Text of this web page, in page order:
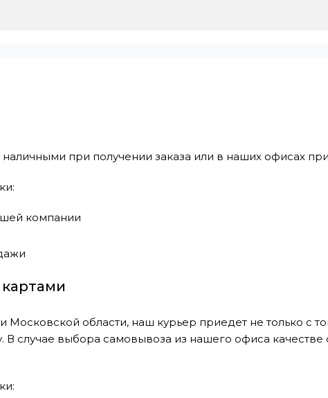
наличными при получении заказа или в наших офисах
компании
Московской области, наш курьер приедет не только
В случае выбора самовывоза из нашего офиса